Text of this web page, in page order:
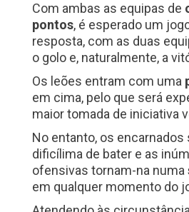
Com ambas as equipas de
pontos, é esperado um
resposta, com as duas
o golo e, naturalmente, a
Os leões entram com uma
em cima, pelo que será
maior tomada de iniciativa
No entanto, os encarnados
dificílima de bater e as
ofensivas tornam-na numa
em qualquer momento do